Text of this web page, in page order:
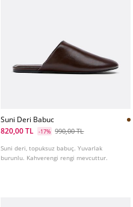
Suni Deri Babuc
820,00 TL
-17% 990,00 TL
Suni deri, topuksuz babuç. Yuvarlak
burunlu. Kahverengi rengi mevcuttur.